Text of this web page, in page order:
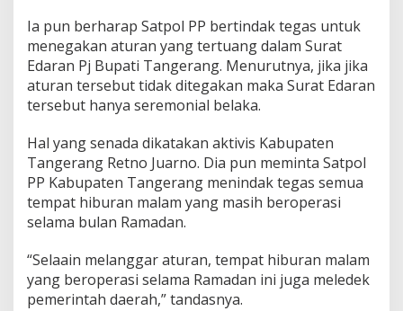
Ia pun berharap Satpol PP bertindak tegas untuk
menegakan aturan yang tertuang dalam Surat
Edaran Pj Bupati Tangerang. Menurutnya, jika jika
aturan tersebut tidak ditegakan maka Surat Edaran
tersebut hanya seremonial belaka.
Hal yang senada dikatakan aktivis Kabupaten
Tangerang Retno Juarno. Dia pun meminta Satpol
PP Kabupaten Tangerang menindak tegas semua
tempat hiburan malam yang masih beroperasi
selama bulan Ramadan.
“Selaain melanggar aturan, tempat hiburan malam
yang beroperasi selama Ramadan ini juga meledek
pemerintah daerah,” tandasnya.